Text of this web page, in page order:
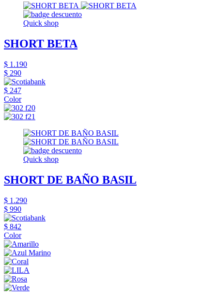
Quick shop
SHORT BETA
$ 1.190
$ 290
$ 247
Color
Quick shop
SHORT DE BAÑO BASIL
$ 1.290
$ 990
$ 842
Color